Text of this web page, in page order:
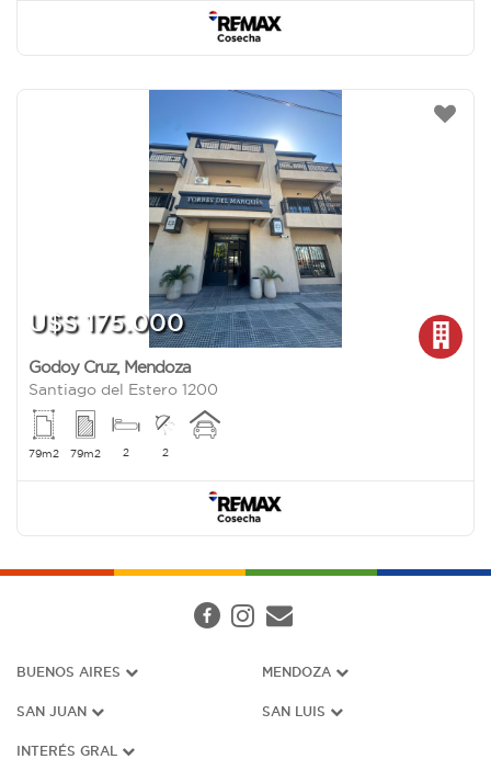
U$S 175.000
Godoy Cruz, Mendoza
Santiago del Estero 1200
79m2 79m2 2 2
BUENOS AIRES MENDOZA
SAN JUAN SAN LUIS
INTERÉS GRAL